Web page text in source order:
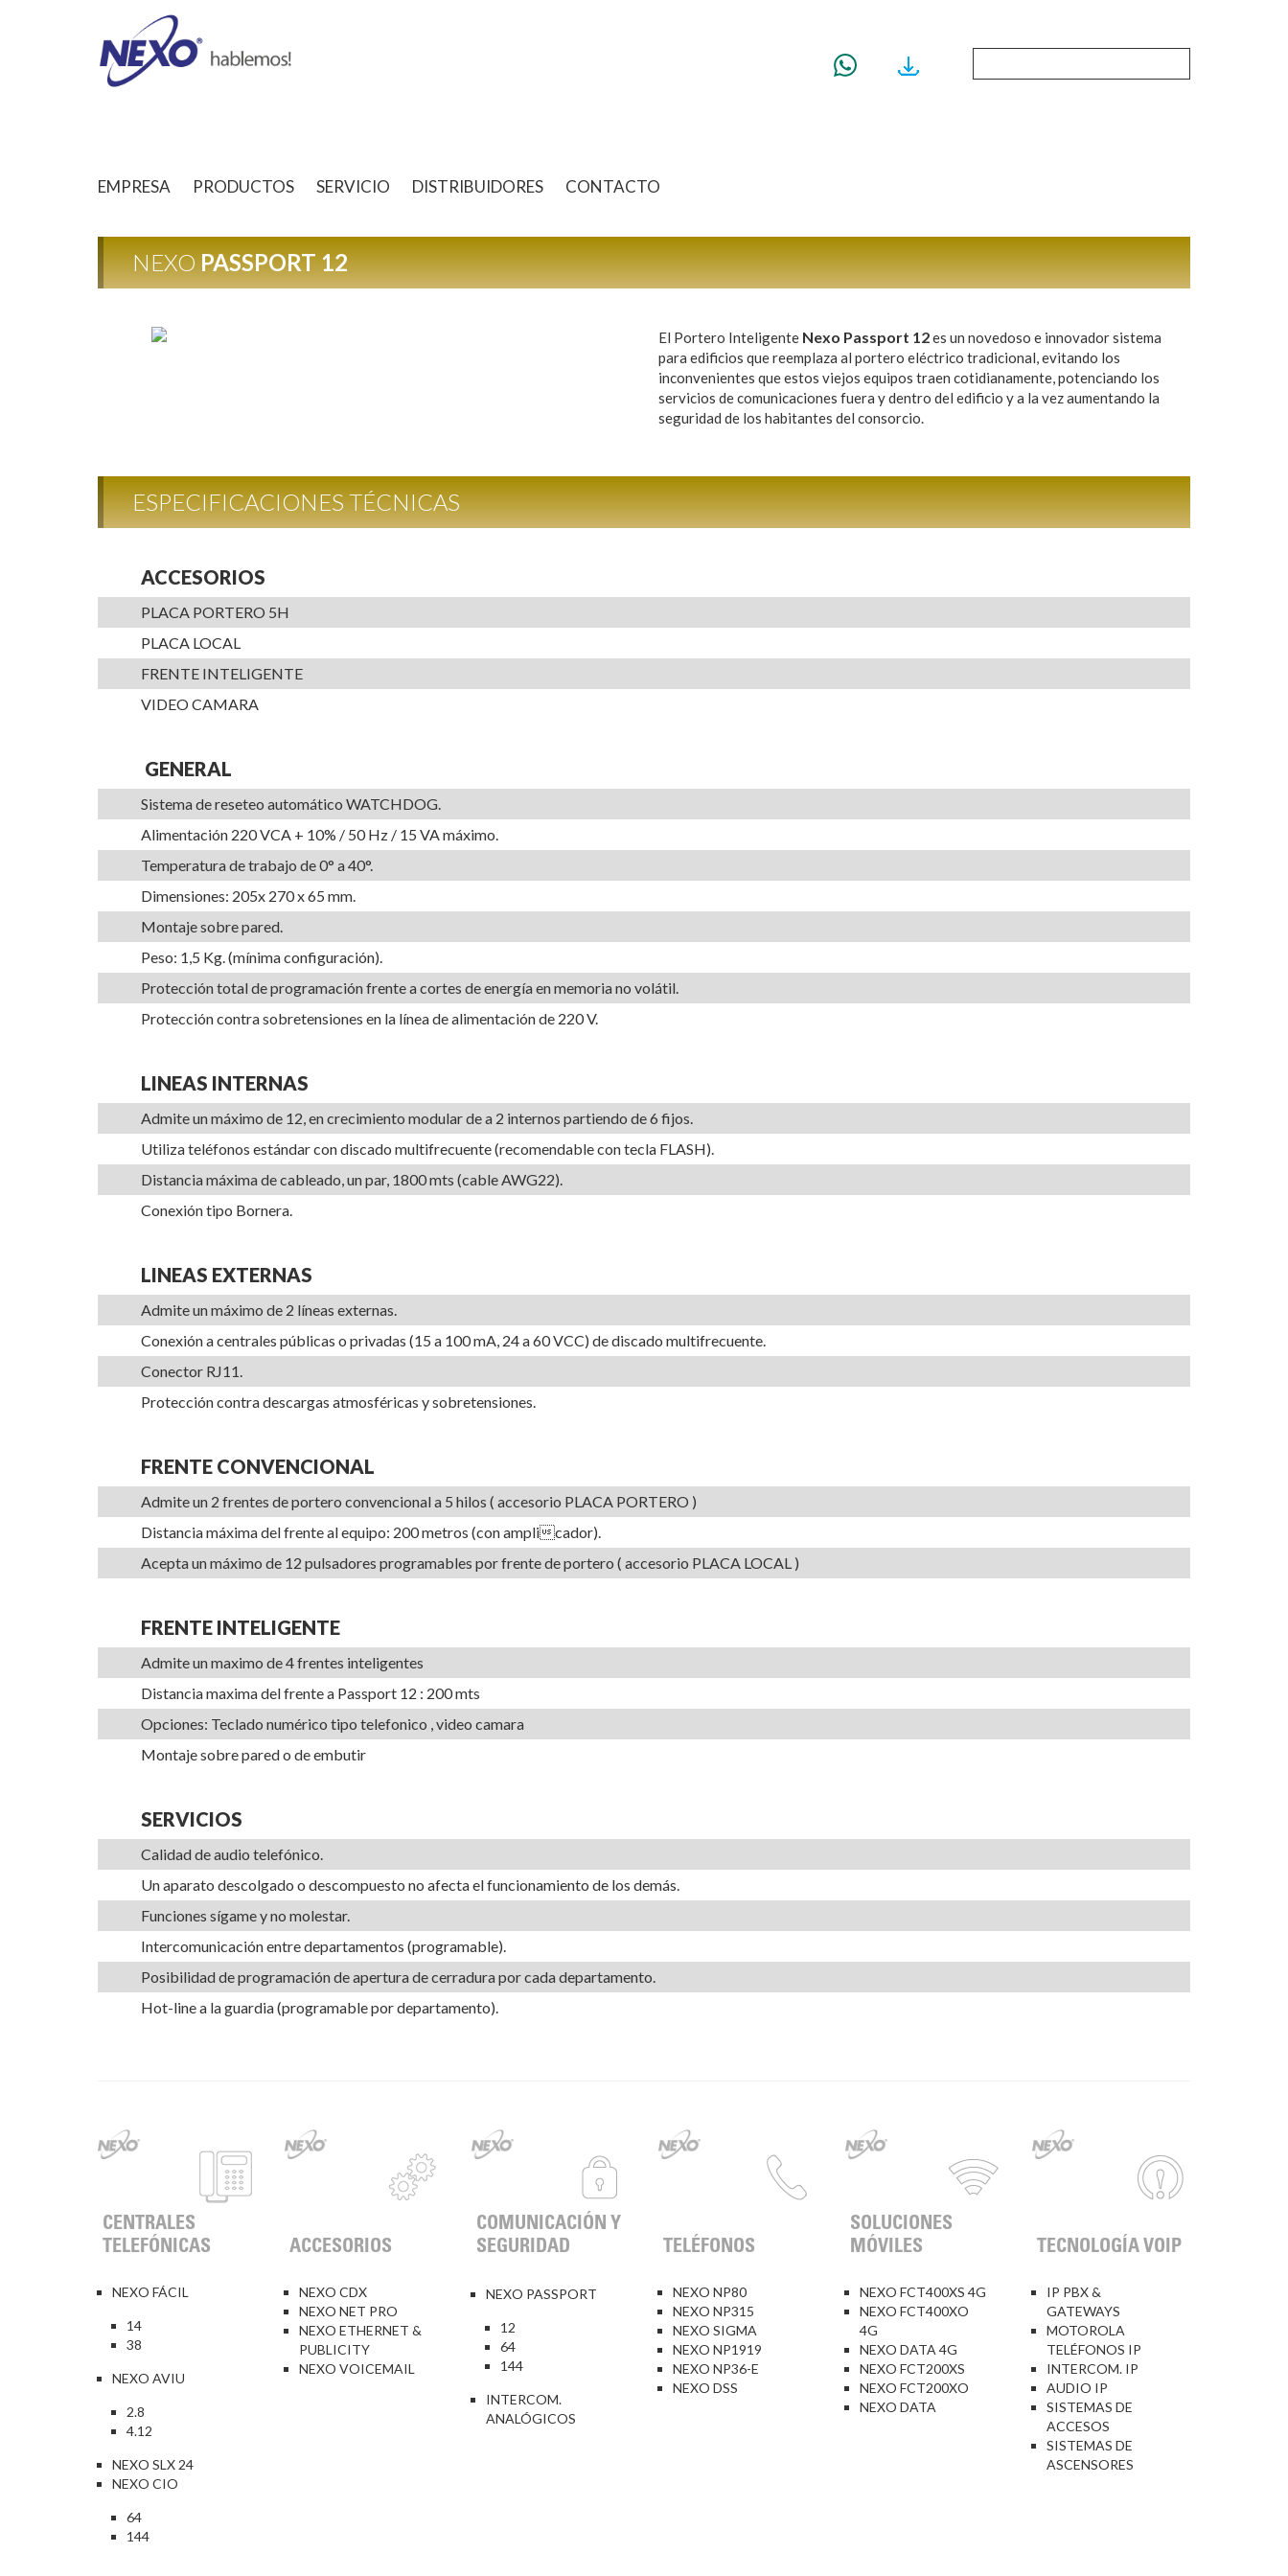
EMPRESA PRODUCTOS SERVICIO DISTRIBUIDORES CONTACTO
NEXOPASSPORT 12
El Portero Inteligente Nexo Passport 12es un novedoso e innovador sistema
para edificios que reemplaza al portero eléctrico tradicional, evitando los
inconvenientes que estos viejos equipos traen cotidianamente, potenciando los
servicios de comunicaciones fuera y dentro del edificio y a la vez aumentando la
seguridad de los habitantes del consorcio.
ESPECIFICACIONES TÉCNICAS
ACCESORIOS
PLACA PORTERO 5H
PLACA LOCAL
FRENTE INTELIGENTE
VIDEO CAMARA
GENERAL
Sistema de reseteo automático WATCHDOG.
Alimentación 220 VCA + 10% / 50 Hz / 15 VA máximo.
Temperatura de trabajo de 0° a 40°.
Dimensiones: 205x 270 x 65 mm.
Montaje sobre pared.
Peso: 1,5 Kg. (mínima configuración).
Protección total de programación frente a cortes de energía en memoria no volátil.
Protección contra sobretensiones en la línea de alimentación de 220 V.
LINEAS INTERNAS
Admite un máximo de 12, en crecimiento modular de a 2 internos partiendo de 6 fijos.
Utiliza teléfonos estándar con discado multifrecuente (recomendable con tecla FLASH).
Distancia máxima de cableado, un par, 1800 mts (cable AWG22).
Conexión tipo Bornera.
LINEAS EXTERNAS
Admite un máximo de 2 líneas externas.
Conexión a centrales públicas o privadas (15 a 100 mA, 24 a 60 VCC) de discado multifrecuente.
Conector RJ11.
Protección contra descargas atmosféricas y sobretensiones.
FRENTE CONVENCIONAL
Admite un 2 frentes de portero convencional a 5 hilos ( accesorio PLACA PORTERO )
Distancia máxima del frente al equipo: 200 metros (con amplicador).
Acepta un máximo de 12 pulsadores programables por frente de portero ( accesorio PLACA LOCAL )
FRENTE INTELIGENTE
Admite un maximo de 4 frentes inteligentes
Distancia maxima del frente a Passport 12 : 200 mts
Opciones: Teclado numérico tipo telefonico , video camara
Montaje sobre pared o de embutir
SERVICIOS
Calidad de audio telefónico.
Un aparato descolgado o descompuesto no afecta el funcionamiento de los demás.
Funciones sígame y no molestar.
Intercomunicación entre departamentos (programable).
Posibilidad de programación de apertura de cerradura por cada departamento.
Hot-line a la guardia (programable por departamento).
CENTRALES
TELEFÓNICAS
NEXO FÁCIL
14
38
NEXO AVIU
2.8
4.12
NEXO SLX 24
NEXO CIO
64
144
ACCESORIOS
NEXO CDX
NEXO NET PRO
NEXO ETHERNET &
PUBLICITY
NEXO VOICEMAIL
COMUNICACIÓN Y
SEGURIDAD
NEXO PASSPORT
12
64
144
INTERCOM.
ANALÓGICOS
TELÉFONOS
NEXO NP80
NEXO NP315
NEXO SIGMA
NEXO NP1919
NEXO NP36-E
NEXO DSS
SOLUCIONES
MÓVILES
NEXO FCT400XS 4G
NEXO FCT400XO
4G
NEXO DATA 4G
NEXO FCT200XS
NEXO FCT200XO
NEXO DATA
TECNOLOGÍA VOIP
IP PBX &
GATEWAYS
MOTOROLA
TELÉFONOS IP
INTERCOM. IP
AUDIO IP
SISTEMAS DE
ACCESOS
SISTEMAS DE
ASCENSORES